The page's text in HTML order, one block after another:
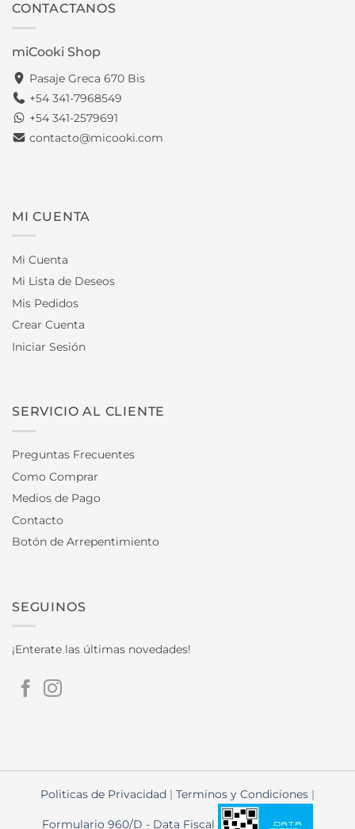
CONTACTANOS
miCooki Shop
Pasaje Greca 670 Bis
+54 341-7968549
+54 341-2579691
contacto@micooki.com
MI CUENTA
Mi Cuenta
Mi Lista de Deseos
Mis Pedidos
Crear Cuenta
Iniciar Sesión
SERVICIO AL CLIENTE
Preguntas Frecuentes
Como Comprar
Medios de Pago
Contacto
Botón de Arrepentimiento
SEGUINOS
¡Enterate las últimas novedades!
Politicas de Privacidad | Terminos y Condiciones |
Formulario 960/D - Data Fiscal